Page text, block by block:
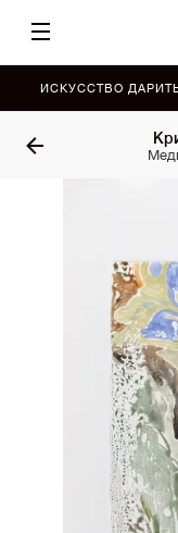
ИСКУССТВО